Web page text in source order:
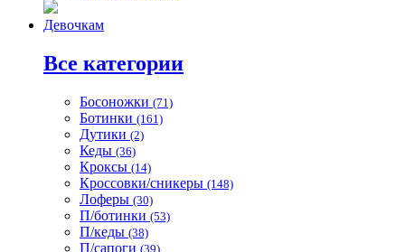
Девочкам
Все категории
Босоножки (71)
Ботинки (161)
Дутики (2)
Кеды (36)
Кроксы (14)
Кроссовки/сникеры (148)
Лоферы (30)
П/ботинки (53)
П/кеды (38)
П/сапоги (39)